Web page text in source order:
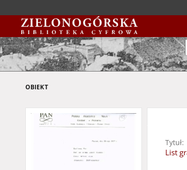
OBIEKT
Tytuł:
List